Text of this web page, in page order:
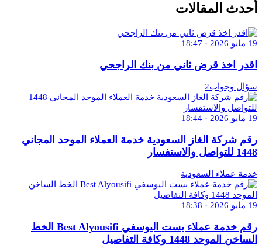
أحدث المقالات
19 مايو 2026 · 18:47
اقدر اخذ قرض ثاني من بنك الراجحي
سؤال وجواب2
19 مايو 2026 · 18:44
رقم شركة الغاز السعودية خدمة العملاء الموحد المجاني
1448 للتواصل والاستفسار
خدمة عملاء السعودية
19 مايو 2026 · 18:38
رقم خدمة عملاء بست اليوسفي Best Alyousifi الخط
الساخن الموحد 1448 وكافة التفاصيل